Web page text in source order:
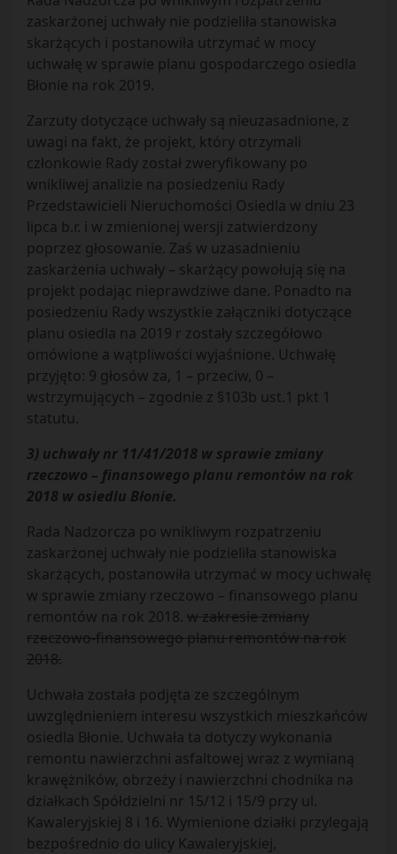
zaskarżonej uchwały nie podzieliła stanowiska
skarżących i postanowiła utrzymać w mocy
uchwałę w sprawie planu gospodarczego osiedla
Błonie na rok 2019.
Zarzuty dotyczące uchwały są nieuzasadnione, z
uwagi na fakt, że projekt, który otrzymali
członkowie Rady został zweryfikowany po
wnikliwej analizie na posiedzeniu Rady
Przedstawicieli Nieruchomości Osiedla w dniu 23
lipca b.r. i w zmienionej wersji zatwierdzony
poprzez głosowanie. Zaś w uzasadnieniu
zaskarżenia uchwały – skarżący powołują się na
projekt podając nieprawdziwe dane. Ponadto na
posiedzeniu Rady wszystkie załączniki dotyczące
planu osiedla na 2019 r zostały szczegółowo
omówione a wątpliwości wyjaśnione. Uchwałę
przyjęto: 9 głosów za, 1 – przeciw, 0 –
wstrzymujących – zgodnie z §103b ust.1 pkt 1
statutu.
3) uchwały nr 11/41/2018 w sprawie zmiany
rzeczowo – finansowego planu remontów na rok
2018 w osiedlu Błonie.
Rada Nadzorcza po wnikliwym rozpatrzeniu
zaskarżonej uchwały nie podzieliła stanowiska
skarżących, postanowiła utrzymać w mocy uchwałę
w sprawie zmiany rzeczowo – finansowego planu
remontów na rok 2018. w zakresie zmiany
rzeczowo-finansowego planu remontów na rok
2018.
Uchwała została podjęta ze szczególnym
uwzględnieniem interesu wszystkich mieszkańców
osiedla Błonie. Uchwała ta dotyczy wykonania
remontu nawierzchni asfaltowej wraz z wymianą
krawężników, obrzeży i nawierzchni chodnika na
działkach Spółdzielni nr 15/12 i 15/9 przy ul.
Kawaleryjskiej 8 i 16. Wymienione działki przylegają
bezpośrednio do ulicy Kawaleryjskiej,